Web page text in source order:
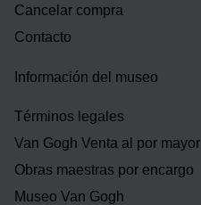
Cancelar compra
Contacto
Información del museo
Términos legales
Van Gogh Venta al por mayor
Obras maestras por encargo
Museo Van Gogh